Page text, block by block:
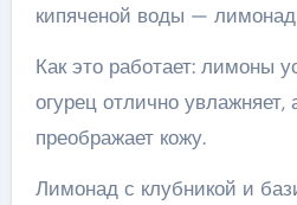
кипяченой воды — лимонад
Как это работает: лимоны
огурец отлично
преображает кожу.
Лимонад с клубникой и